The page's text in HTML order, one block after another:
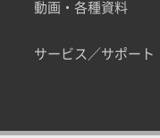
動画・各種資料
サービス／サポート